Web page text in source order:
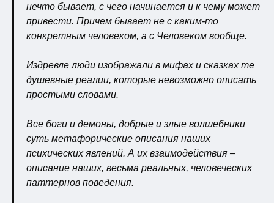
нечто бывает, с чего начинается и к чему может
привести. Причем бывает не с каким-то
конкретным человеком, а с Человеком вообще.
Издревле люди изображали в мифах и сказках те
душевные реалии, которые невозможно описать
простыми словами.
Все боги и демоны, добрые и злые волшебники
суть метафорические описания наших
психических явлений. А их взаимодействия –
описание наших, весьма реальных, человеческих
паттернов поведения.